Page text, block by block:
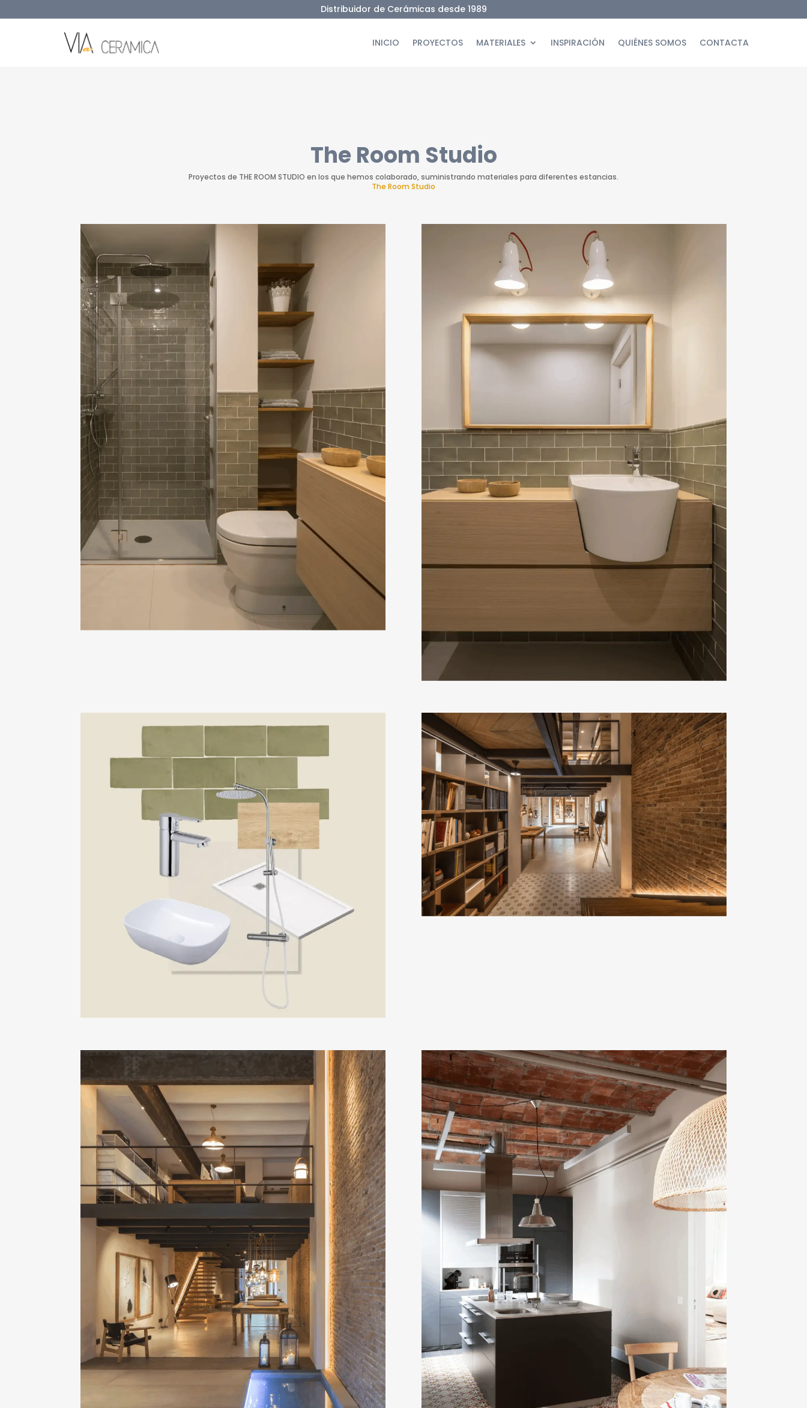
Distribuidor de Cerámicas desde 1989
INICIO PROYECTOS MATERIALES INSPIRACIÓN QUIÉNES SOMOS CONTACTA
The Room Studio
Proyectos de THE ROOM STUDIO en los que hemos colaborado, suministrando materiales para diferentes estancias.
The Room Studio